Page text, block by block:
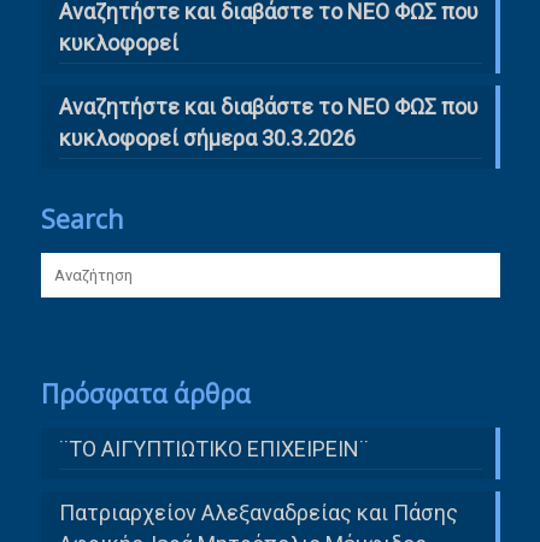
Αναζητήστε και διαβάστε το ΝΕΟ ΦΩΣ που
κυκλοφορεί
Αναζητήστε και διαβάστε το ΝΕΟ ΦΩΣ που
κυκλοφορεί σήμερα 30.3.2026
Search
Πρόσφατα άρθρα
¨ΤΟ ΑΙΓΥΠΤΙΩΤΙΚΟ ΕΠΙΧΕΙΡΕΙΝ¨
Πατριαρχείον Αλεξαναδρείας και Πάσης